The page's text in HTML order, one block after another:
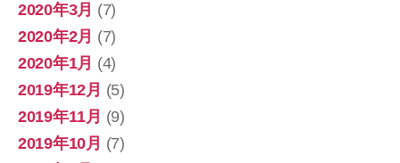
2020年3月 (7)
2020年2月 (7)
2020年1月 (4)
2019年12月 (5)
2019年11月 (9)
2019年10月 (7)